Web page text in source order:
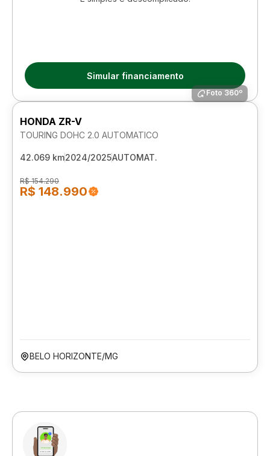
Simular financiamento
Foto 360º
HONDA ZR-V
TOURING DOHC 2.0 AUTOMATICO
42.069 km2024/2025AUTOMAT.
R$ 154.290
R$ 148.990
BELO HORIZONTE/MG